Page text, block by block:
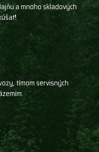
a mnoho skladových
tímom servisných